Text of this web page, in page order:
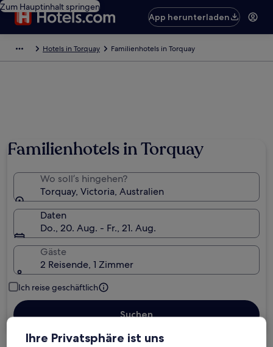
Zum Hauptinhalt springen
App herunterladen
Hotels in Torquay Familienhotels in Torquay
Familienhotels in Torquay
Wo soll’s hingehen?
Torquay, Victoria, Australien
Daten
Do., 20. Aug. - Fr., 21. Aug.
Gäste
2 Reisende, 1 Zimmer
Ich reise geschäftlich
Suchen
Ihre Privatsphäre ist uns